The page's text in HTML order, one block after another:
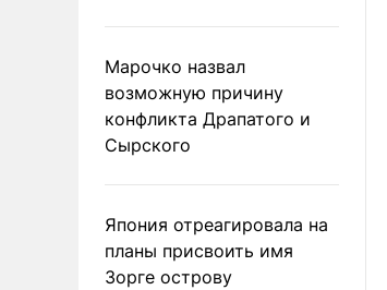
Марочко назвал
возможную причину
конфликта Драпатого и
Сырского
Япония отреагировала на
планы присвоить имя
Зорге острову